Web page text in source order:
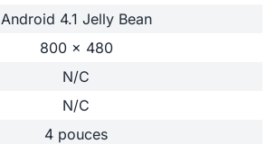
Android 4.1 Jelly Bean
800 x 480
N/C
N/C
4 pouces